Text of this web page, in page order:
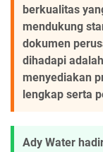
berkualitas
mendukung
dokumen
dihadapi
menyediakan
lengkap serta
Ady Water